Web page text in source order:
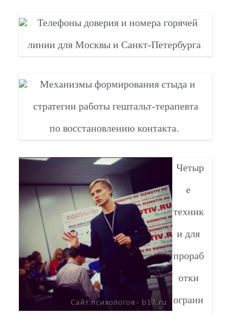
Телефоны доверия и номера горячей
линии для Москвы и Санкт-Петербурга
Механизмы формирования стыда и
стратегии работы гештальт-терапевта
по восстановлению контакта.
Четыр
е
техник
и для
прораб
отки
ограни